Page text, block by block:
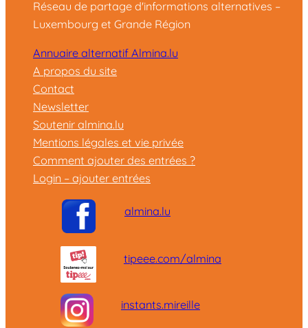
Réseau de partage d'informations alternatives –
Luxembourg et Grande Région
Annuaire alternatif Almina.lu
A propos du site
Contact
Newsletter
Soutenir almina.lu
Mentions légales et vie privée
Comment ajouter des entrées ?
Login – ajouter entrées
almina.lu
tipeee.com/almina
instants.mireille